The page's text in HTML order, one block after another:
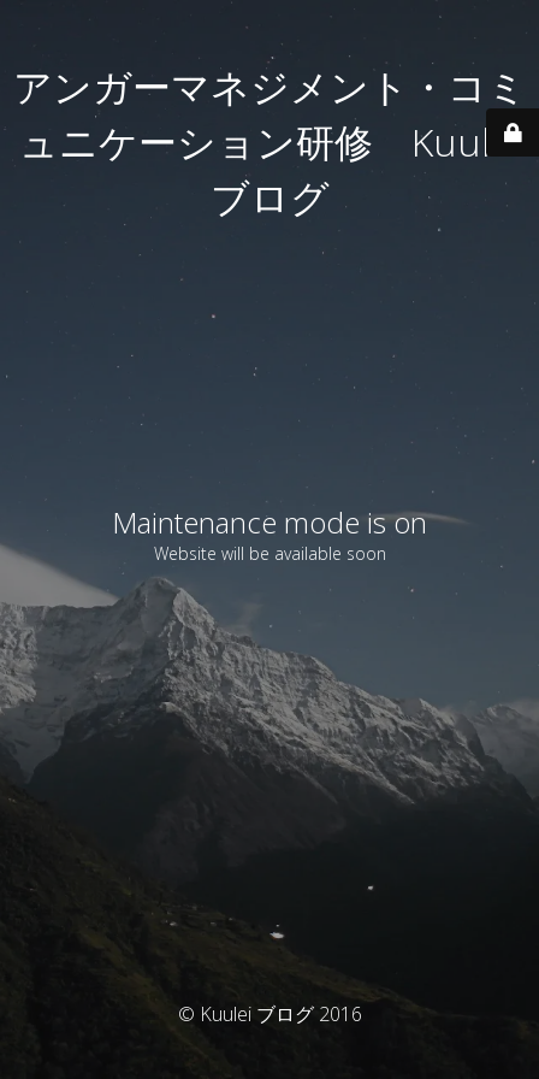
アンガーマネジメント・コミ
ュニケーション研修 Kuulei
ブログ
Maintenance mode is on
Website will be available soon
© Kuulei ブログ 2016